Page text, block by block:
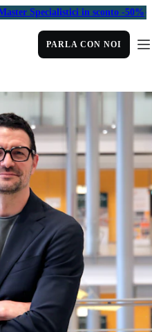
Specialistici in sconto -50%
PARLA CON NOI